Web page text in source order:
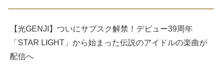
【光GENJI】ついにサブスク解禁！デビュー39周年
「STAR LIGHT」から始まった伝説のアイドルの楽曲が
配信へ